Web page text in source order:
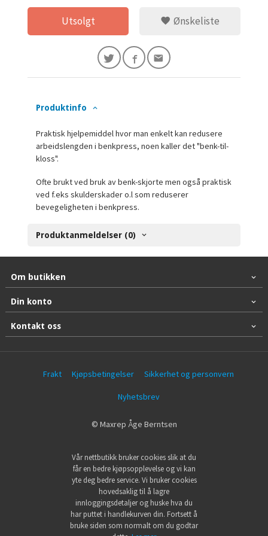
Utsolgt Ønskeliste
Produktinfo
Praktisk hjelpemiddel hvor man enkelt kan redusere
arbeidslengden i benkpress, noen kaller det "benk-til-
kloss".
Ofte brukt ved bruk av benk-skjorte men også praktisk
ved f.eks skulderskader o.l som reduserer
bevegeligheten i benkpress.
Produktanmeldelser (0)
Om butikken
Din konto
Kontakt oss
Frakt Kjøpsbetingelser Sikkerhet og personvern
Nyhetsbrev
© Maxrep Åge Berntsen
Vår nettbutikk bruker cookies slik at du
får en bedre kjøpsopplevelse og vi kan
yte deg bedre service. Vi bruker cookies
hovedsaklig til å lagre
innloggingsdetaljer og huske hva du
har puttet i handlekurven din. Fortsett å
bruke siden som normalt om du godtar